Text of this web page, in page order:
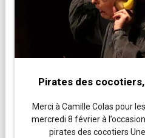
Pirates des
Merci à Camille Colas pour
mercredi 8 février à
pirates des cocotiers